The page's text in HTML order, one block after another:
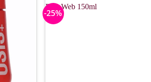
-25%